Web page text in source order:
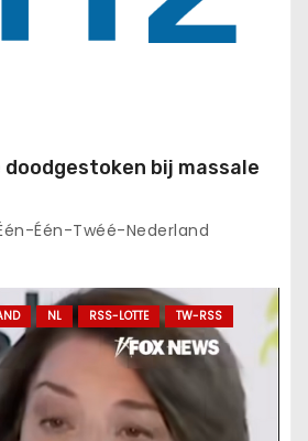
bij massale
Één-Twéé-Nederland
NL RSS-LOTTE TW-RSS